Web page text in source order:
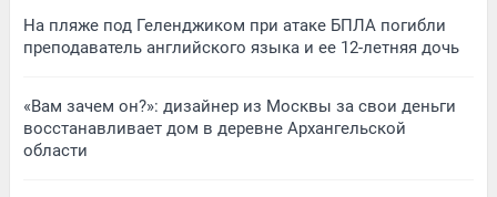
На пляже под Геленджиком при атаке БПЛА погибли
преподаватель английского языка и ее 12-летняя дочь
«Вам зачем он?»: дизайнер из Москвы за свои деньги
восстанавливает дом в деревне Архангельской
области